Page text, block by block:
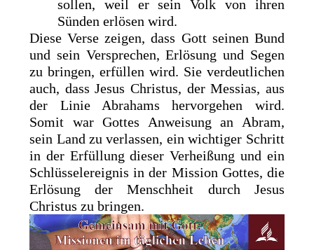
sollen, weil er sein Volk von ihren
Sünden erlösen wird.
Diese Verse zeigen, dass Gott seinen Bund
und sein Versprechen, Erlösung und Segen
zu bringen, erfüllen wird. Sie verdeutlichen
auch, dass Jesus Christus, der Messias, aus
der Linie Abrahams hervorgehen wird.
Somit war Gottes Anweisung an Abram,
sein Land zu verlassen, ein wichtiger Schritt
in der Erfüllung dieser Verheißung und ein
Schlüsselereignis in der Mission Gottes, die
Erlösung der Menschheit durch Jesus
Christus zu bringen.